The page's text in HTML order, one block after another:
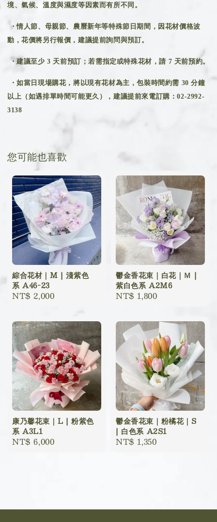
境、氣候、溫度與濕度等因素而有所不同。
・情人節、母親節、農曆新年等特殊節日期間，因花材價格波
動，花價將另行報價，建議提前詢問與預訂。
・建議至少 3 天前預訂；若需指定或特殊花材，請 7 天前預約。
・如當日現場購花，將以現有花材為主，包裝時間約需 30 分鐘
以上（如遇排單時間可能更久），建議提前來電訂購：02-2992-
3138
您可能也喜歡
綜合花材｜M | 淺紫色
系 A46-23
Regular
NT$ 2,000
鬱金香花束｜白花｜Ｍ |
紫白色系 A2M6
Regular
NT$ 1,800
康乃馨花束｜L | 粉紫色
系 A3L1
Regular
NT$ 6,000
鬱金香花束｜粉橘花｜S
| 白色系 A2S1
Regular
NT$ 1,350